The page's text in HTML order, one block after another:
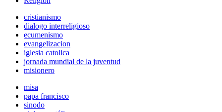
cristianismo
dialogo interreligioso
ecumenismo
evangelizacion
iglesia catolica
jornada mundial de la juventud
misionero
misa
papa francisco
sinodo